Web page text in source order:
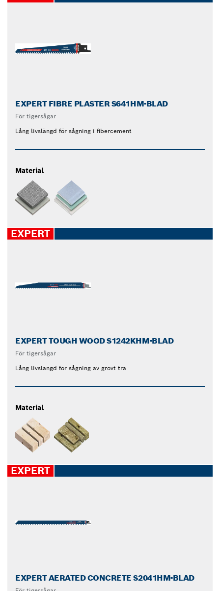
EXPERT FIBRE PLASTER S641HM-BLAD
För tigersågar
Lång livslängd för sågning i fibercement
Material
EXPERT
EXPERT TOUGH WOOD S1242KHM-BLAD
För tigersågar
Lång livslängd för sågning av grovt trä
Material
EXPERT
EXPERT AERATED CONCRETE S2041HM-BLAD